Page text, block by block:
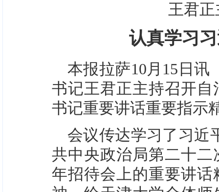
王君
认真学习
本报拉萨10月15日讯
书记王君正主持召开
书记重要讲话重要指示
会议传达学习了习近
共中央政治局第二十
年招待会上的重要讲